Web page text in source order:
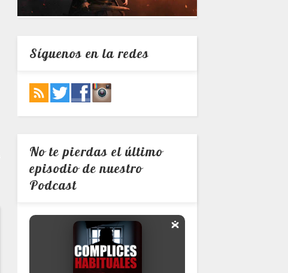
Síguenos en la redes
No te pierdas el último
episodio de nuestro
Podcast